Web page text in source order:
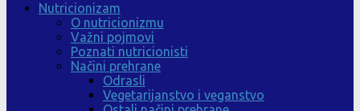
Nutricionizam
O nutricionizmu
Važni pojmovi
Poznati nutricionisti
Načini prehrane
Odrasli
Vegetarijanstvo i veganstvo